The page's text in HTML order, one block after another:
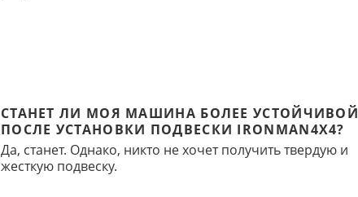
СТАНЕТ ЛИ МОЯ МАШИНА БОЛЕЕ УСТОЙЧИВОЙ
ПОСЛЕ УСТАНОВКИ ПОДВЕСКИ IRONMAN4X4?
Да, станет. Однако, никто не хочет получить твердую и
жесткую подвеску.